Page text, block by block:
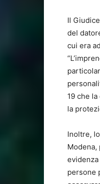
Il
del
cui era
19 che
la
Inoltre,
Modena,
persone